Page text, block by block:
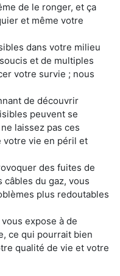
de le ronger, et ça
et même votre
dans votre milieu
et de multiples
votre survie ; nous
de découvrir
peuvent se
laissez pas ces
votre vie en péril et
des fuites de
du gaz, vous
plus redoutables
expose à de
ce qui pourrait bien
qualité de vie et votre